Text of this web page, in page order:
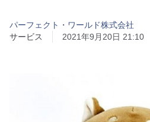
パーフェクト・ワールド株式会社
サービス
2021年9月20日 21:10